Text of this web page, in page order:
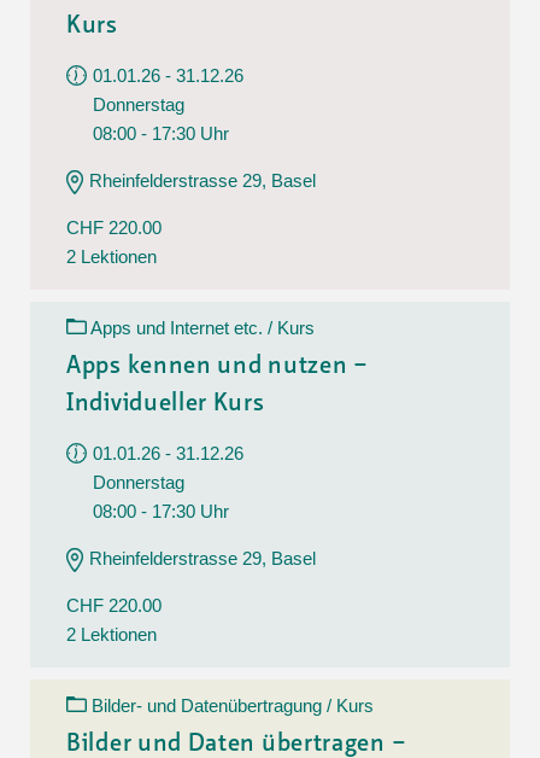
Kurs
01.01.26 - 31.12.26
Donnerstag
08:00 - 17:30 Uhr
Rheinfelderstrasse 29, Basel
CHF 220.00
2 Lektionen
Apps und Internet etc. / Kurs
Apps kennen und nutzen –
Individueller Kurs
01.01.26 - 31.12.26
Donnerstag
08:00 - 17:30 Uhr
Rheinfelderstrasse 29, Basel
CHF 220.00
2 Lektionen
Bilder- und Datenübertragung / Kurs
Bilder und Daten übertragen –